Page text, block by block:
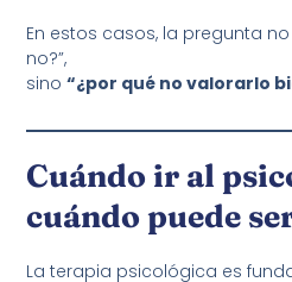
En estos casos, la pregunta
no?”,
sino“¿por qué no valorarlo
Cuándo ir al
cuándo puede
La terapia psicológica es